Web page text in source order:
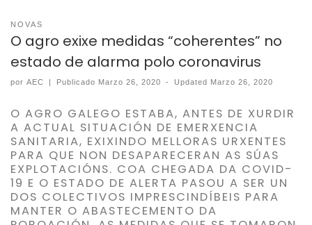
NOVAS
O agro exixe medidas “coherentes” no
estado de alarma polo coronavirus
por AEC | Publicado Marzo 26, 2020 - Updated Marzo 26, 2020
O AGRO GALEGO ESTABA, ANTES DE XURDIR
A ACTUAL SITUACIÓN DE EMERXENCIA
SANITARIA, EXIXINDO MELLORAS URXENTES
PARA QUE NON DESAPARECERAN AS SÚAS
EXPLOTACIÓNS. COA CHEGADA DA COVID-
19 E O ESTADO DE ALERTA PASOU A SER UN
DOS COLECTIVOS IMPRESCINDÍBEIS PARA
MANTER O ABASTECEMENTO DA